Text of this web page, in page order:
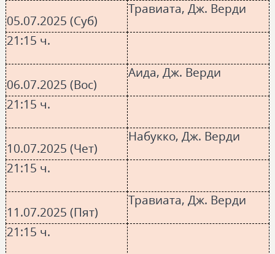
05.07.2025 (Суб)
Травиата, Дж. Верди
21:15 ч.
06.07.2025 (Вос)
Аида, Дж. Верди
21:15 ч.
10.07.2025 (Чет)
Набукко, Дж. Верди
21:15 ч.
11.07.2025 (Пят)
Травиата, Дж. Верди
21:15 ч.